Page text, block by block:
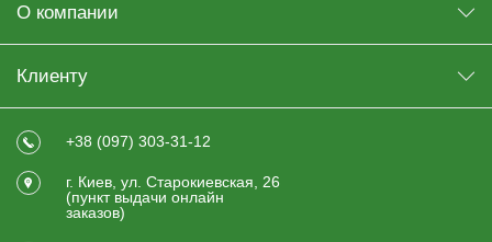
О компании
Клиенту
+38 (097) 303-31-12
г. Киев, ул. Старокиевская, 26
(пункт выдачи онлайн
заказов)